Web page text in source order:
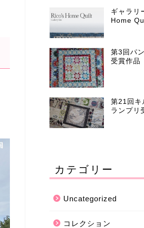
ギャラリ
Home
第3回パ
受賞作品
第21回キ
ランプリ
カテゴリー
Uncategorized
コレクション